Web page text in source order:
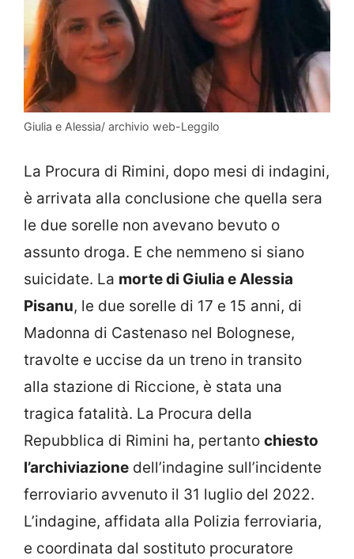
Giulia e Alessia/ archivio web-Leggilo
La Procura di Rimini, dopo mesi di indagini,
è arrivata alla conclusione che quella sera
le due sorelle non avevano bevuto o
assunto droga. E che nemmeno si siano
suicidate. La morte di Giulia e Alessia
Pisanu, le due sorelle di 17 e 15 anni, di
Madonna di Castenaso nel Bolognese,
travolte e uccise da un treno in transito
alla stazione di Riccione, è stata una
tragica fatalità. La Procura della
Repubblica di Rimini ha, pertanto chiesto
l’archiviazione dell’indagine sull’incidente
ferroviario avvenuto il 31 luglio del 2022.
L’indagine, affidata alla Polizia ferroviaria,
e coordinata dal sostituto procuratore